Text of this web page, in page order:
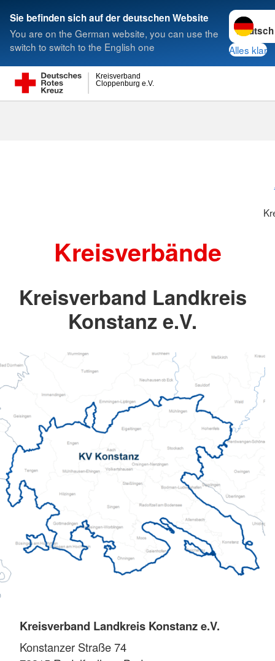
Sie befinden sich auf der deutschen Website
You are on the German website, you can use the
switch to switch to the English one
Sprache
Alles klar
Cloppenburg e.V.
Kreisverband
Suche
Kreisverbände
Kreisverband Landkreis
Konstanz e.V.
Kreisverband Landkreis Konstanz e.V.
Konstanzer Straße 74